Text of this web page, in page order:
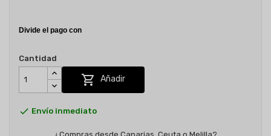
Cantidad
 Añadir
 Envío inmediato